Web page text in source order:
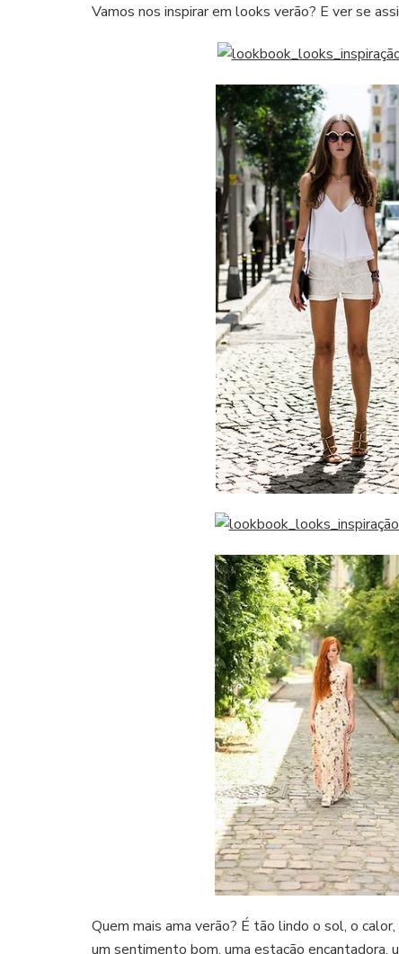
Vamos nos inspirar em looks verão? E ver se
Quem mais ama verão? É tão lindo o sol, o
um sentimento bom, uma estação encantadora,